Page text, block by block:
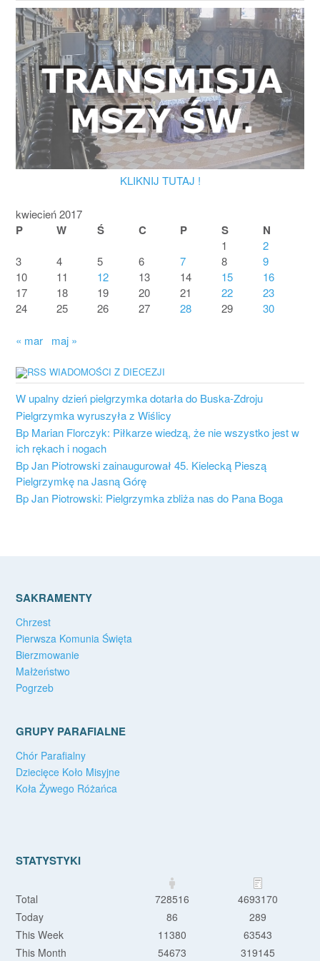
KLIKNIJ TUTAJ !
kwiecień 2017
P W Ś C P S N
1
2
3
4 5 6 7 8
9
10
11 12 13 14 15
16
17
18 19 20 21 22
23
24
25 26 27 28 29 30
« mar maj »
WIADOMOŚCI Z DIECEZJI
W upalny dzień pielgrzymka dotarła do Buska-Zdroju
Pielgrzymka wyruszyła z Wiślicy
Bp Marian Florczyk: Piłkarze wiedzą, że nie wszystko jest w
ich rękach i nogach
Bp Jan Piotrowski zainaugurował 45. Kielecką Pieszą
Pielgrzymkę na Jasną Górę
Bp Jan Piotrowski: Pielgrzymka zbliża nas do Pana Boga
SAKRAMENTY
Chrzest
Pierwsza Komunia Święta
Bierzmowanie
Małżeństwo
Pogrzeb
GRUPY PARAFIALNE
Chór Parafialny
Dziecięce Koło Misyjne
Koła Żywego Różańca
STATYSTYKI
Total 728516
4693170
Today
86
289
This Week
11380
63543
This Month
54673 319145